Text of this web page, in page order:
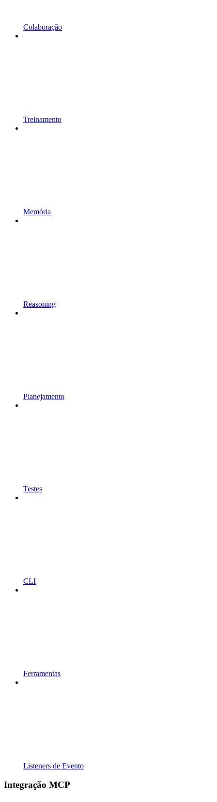
Colaboração
Treinamento
Memória
Reasoning
Planejamento
Testes
CLI
Ferramentas
Listeners de Evento
Integração MCP